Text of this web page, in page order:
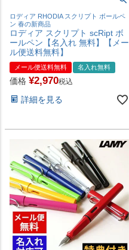
ロディア RHODIA スクリプト ボールペ
ン 春の新商品
ロディア スクリプト scRipt ボ
ールペン【名入れ 無料】【メー
ル便送料無料】
メール便送料無料 名入れ無料
価格 ¥2,970税込
詳細を見る